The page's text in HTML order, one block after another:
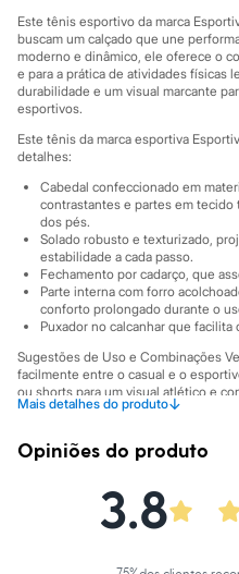
Marcas
City
Clock House
Mindset
Sawary
Yessica
Moda esportiva
Acessórios
Calçados
Leggings
Shorts e Bermudas
Tops
Moda íntima
Calcinhas
Cintas e Modeladores
Meias
Pijamas
Sutiãs e Tops
Moda praia
Biquínis
Saídas de praia
Personagens
Blusas e Camisetas
Este tênis esportivo da marca
buscam um calçado que une
moderno e dinâmico, ele oferece o
e para a prática de atividades físicas
durabilidade e um visual marcante
esportivos.
Este tênis da marca esportiva
detalhes:
Cabedal confeccionado em
contrastantes e partes em
dos pés.
Solado robusto e texturizado,
estabilidade a cada passo.
Fechamento por cadarço, que
Parte interna com forro
conforto prolongado durante o
Puxador no calcanhar que facilita
Sugestões de Uso e Combinações
facilmente entre o casual e o
ou shorts para um visual atlético e
use com calça jeans ou de sarja. É o
muito estilo.
*Este produto pode ser entregue
nossa marca, mas a qualidade e o
Mais detalhes do produto↓
Informacoes gerais:
Opiniões do produto
3.8